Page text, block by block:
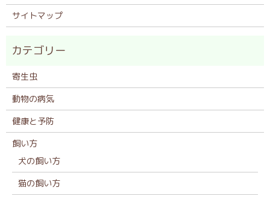
サイトマップ
寄生虫
動物の病気
健康と予防
飼い方
犬の飼い方
猫の飼い方